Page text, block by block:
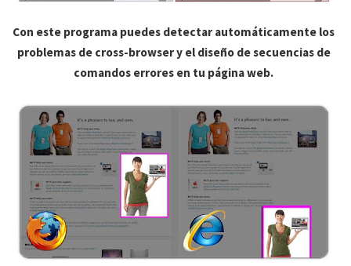
Con este programa puedes detectar automáticamente los
problemas de cross-browser y el diseño de secuencias de
comandos errores en tu página web.